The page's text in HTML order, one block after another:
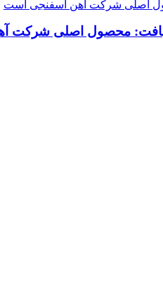
بافت: محصول اصلی شرکت